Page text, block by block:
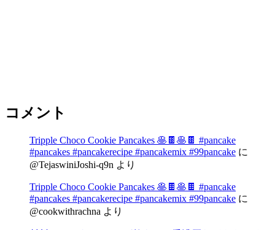
コメント
Tripple Choco Cookie Pancakes 🥞🍫🥞🍫 #pancake
#pancakes #pancakerecipe #pancakemix #99pancake に
@TejaswiniJoshi-q9n より
Tripple Choco Cookie Pancakes 🥞🍫🥞🍫 #pancake
#pancakes #pancakerecipe #pancakemix #99pancake に
@cookwithrachna より